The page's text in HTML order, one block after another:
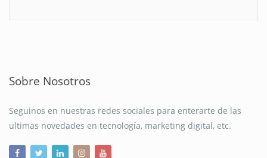
Sobre Nosotros
Seguinos en nuestras redes sociales para enterarte de las
ultimas novedades en tecnología, marketing digital, etc.